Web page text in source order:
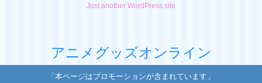
Just another WordPress site
アニメグッズオンライン
「本ページはプロモーションが含まれています」